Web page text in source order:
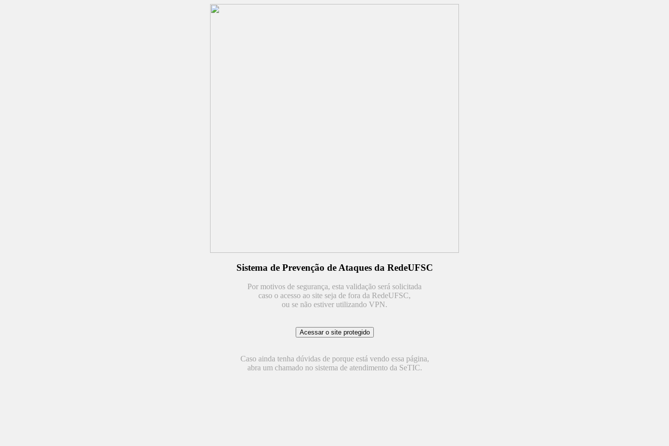
Sistema de Prevenção de Ataques da RedeUFSC
Por motivos de segurança, esta validação será solicitada
caso o acesso ao site seja de fora da RedeUFSC,
ou se não estiver utilizando VPN.
Caso ainda tenha dúvidas de porque está vendo essa página,
abra um chamado no sistema de atendimento da SeTIC.